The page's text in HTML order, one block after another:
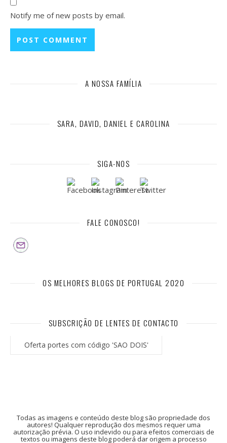
Notify me of new posts by email.
A NOSSA FAMÍLIA
SARA, DAVID, DANIEL E CAROLINA
SIGA-NOS
FALE CONOSCO!
OS MELHORES BLOGS DE PORTUGAL 2020
SUBSCRIÇÃO DE LENTES DE CONTACTO
Oferta portes com código 'SAO DOIS'
Todas as imagens e conteúdo deste blog são propriedade dos
autores! Qualquer reprodução dos mesmos requer uma
autorização prévia. O uso indevido ou para efeitos comerciais de
textos ou imagens deste blog poderá dar origem a processo